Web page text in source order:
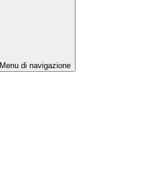
Menu di navigazione